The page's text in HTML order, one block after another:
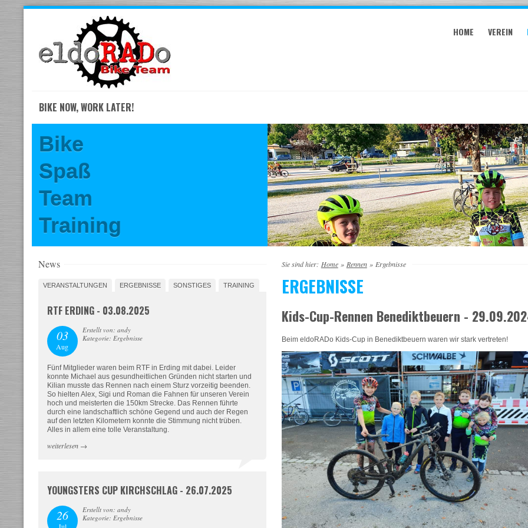
content
HOME VEREIN
BIKE NOW, WORK LATER!
Bike
Spaß
Team
Training
Sie sind hier: Home » Rennen » Ergebnisse
ERGEBNISSE
Kids-Cup-Rennen Benediktbeuern -
Beim eldoRADo Kids-Cup in Benediktbeuern waren wir stark vertreten!
News
VERANSTALTUNGEN ERGEBNISSE SONSTIGES TRAINING
RTF ERDING - 03.08.2025
03
Aug
Erstellt von: andy
Kategorie: Ergebnisse
Fünf Mitglieder waren beim RTF in Erding mit dabei. Leider
konnte Michael aus gesundheitlichen Gründen nicht starten und
Kilian musste das Rennen nach einem Sturz vorzeitig beenden.
So hielten Alex, Sigi und Roman die Fahnen für unseren Verein
hoch und meisterten die 150km Strecke. Das Rennen führte
durch eine landschaftlich schöne Gegend und auch der Regen
auf den letzten Kilometern konnte die Stimmung nicht trüben.
Alles in allem eine tolle Veranstaltung.
weiterlesen→
YOUNGSTERS CUP KIRCHSCHLAG - 26.07.2025
26
Erstellt von: andy
Kategorie: Ergebnisse